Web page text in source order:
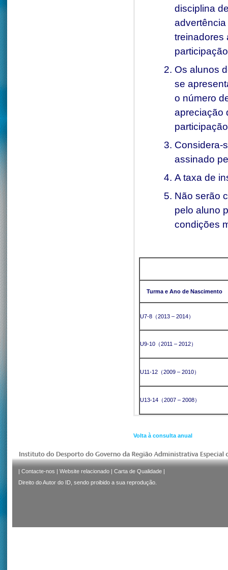
disciplina
treinadores
Os alunos
se
o número
apreciação
Considera-
assinado
A taxa de
Não serão
pelo aluno
condições
Turma e Ano de Nascimento
U7-8（2013 – 2014）
U9-10（2011 – 2012）
U11-12（2009 – 2010）
U13-14（2007 – 2008）
Volta à consulta anual
| Contacte-nos | Website relacionado | Carta de Qualidade |
Direito do Autor do ID, sendo proibido a sua reprodução.